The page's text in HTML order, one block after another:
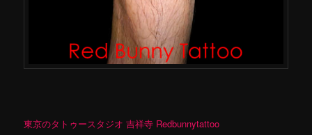
東京のタトゥースタジオ 吉祥寺 Redbunnytattoo